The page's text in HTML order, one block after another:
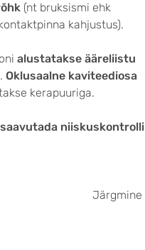
(nt bruksismi ehk
kahjustus).
alustatakse ääreliistu
Oklusaalne kaviteediosa
kerapuuriga.
niiskuskontrolli
Järgmine